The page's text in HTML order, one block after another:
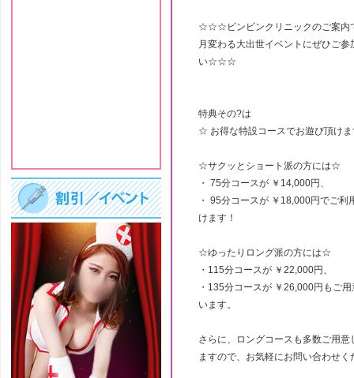
☆☆☆ビンビンクリニックのご案内
月変わる大出世イベントにぜひご参
い☆☆☆
特典その?は
☆ お得な特設コースでお遊び頂け
☆サクッとショート派の方には☆
・ 75分コースが ￥14,000円、
・ 95分コースが ￥18,000円でご利
けます！
☆ゆったりロング派の方には☆
・115分コースが ￥22,000円、
・135分コースが ￥26,000円もご
います。
さらに、ロングコースも多数ご用意
ますので、お気軽にお問い合わせく